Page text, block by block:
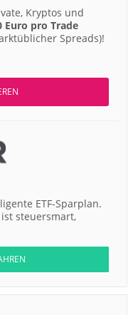
Kryptos und
Euro pro Trade
Spreads)!
ETF-Sparplan.
steuersmart,